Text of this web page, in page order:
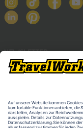
NEWSLETTER